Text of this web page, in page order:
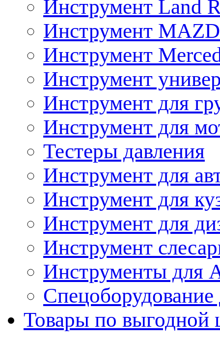
Инструмент Land
Инструмент
Инструмент
Инструмент
Инструмент для
Инструмент для
Тестеры давления
Инструмент для
Инструмент для
Инструмент для
Инструмент
Инструменты
Спецоборудование
Товары по выгодной